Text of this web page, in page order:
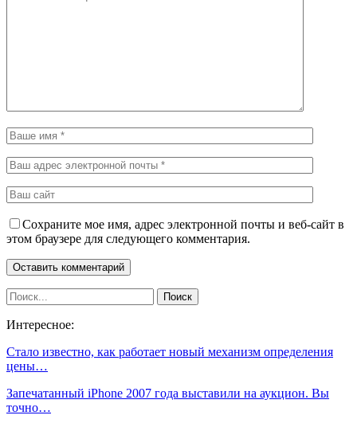
Сохраните мое имя, адрес электронной почты и веб-сайт в
этом браузере для следующего комментария.
Интересное:
Стало известно, как работает новый механизм определения
цены…
Запечатанный iPhone 2007 года выставили на аукцион. Вы
точно…